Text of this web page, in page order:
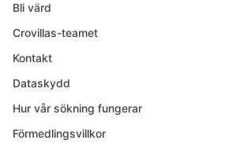
Bli värd
Crovillas-teamet
Kontakt
Dataskydd
Hur vår sökning fungerar
Förmedlingsvillkor